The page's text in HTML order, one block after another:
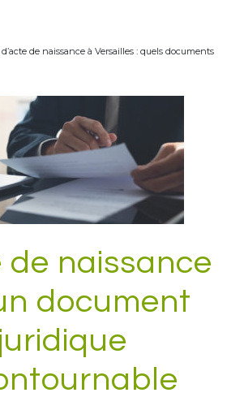
de naissance à Versailles : quels documents
de naissance
document
juridique